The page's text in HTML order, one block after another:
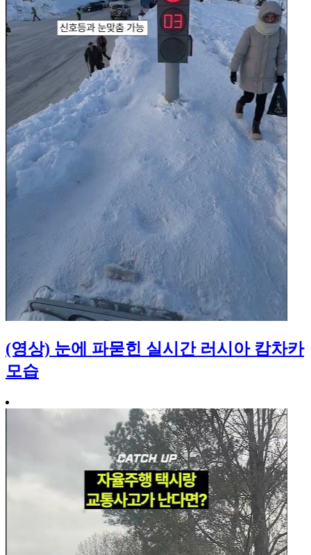
(영상) 눈에 파묻힌 실시간 러시아 캄차카
모습